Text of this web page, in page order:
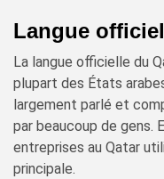
Langue
La langue officielle du
plupart des États
largement parlé et
par beaucoup de gens.
entreprises au Qatar
principale.